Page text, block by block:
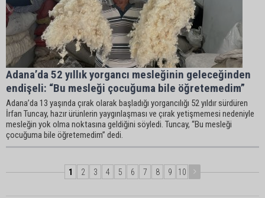
Adana’da 52 yıllık yorgancı mesleğinin geleceğinden
endişeli: “Bu mesleği çocuğuma bile öğretemedim”
Adana’da 13 yaşında çırak olarak başladığı yorgancılığı 52 yıldır sürdüren
İrfan Tuncay, hazır ürünlerin yaygınlaşması ve çırak yetişmemesi nedeniyle
mesleğin yok olma noktasına geldiğini söyledi. Tuncay, “Bu mesleği
çocuğuma bile öğretemedim” dedi.
1 2 3 4 5 6 7 8 9 10